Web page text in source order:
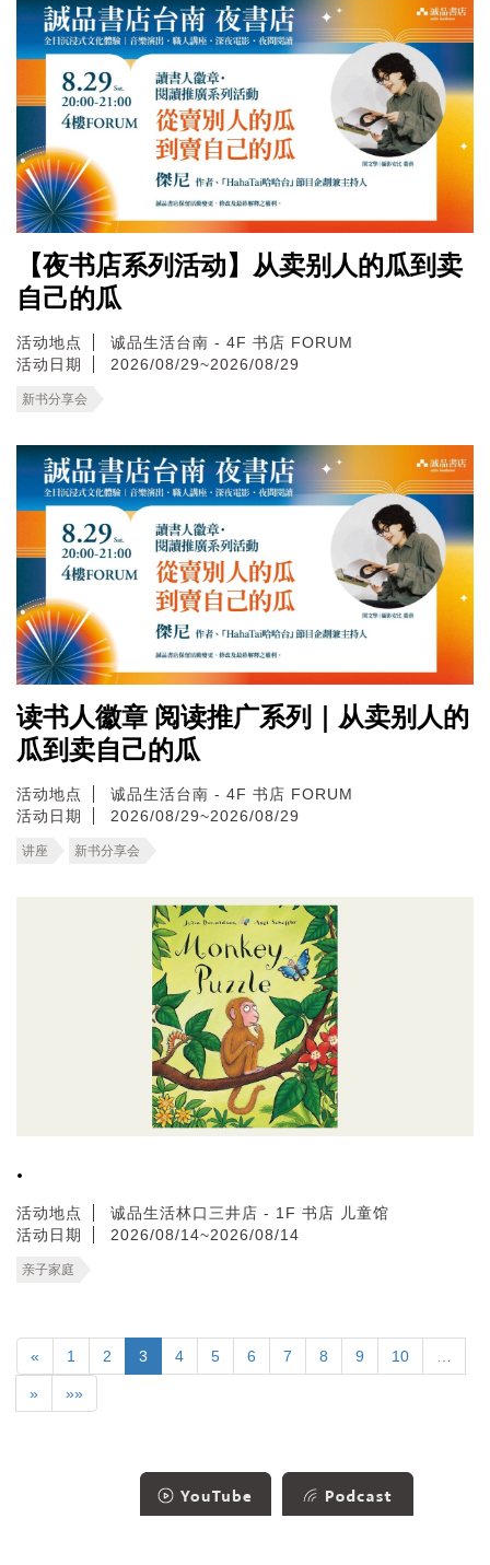
【夜书店系列活动】从卖别人的瓜到卖
自己的瓜
活动地点
诚品生活台南 - 4F 书店 FORUM
活动日期
2026/08/29~2026/08/29
新书分享会
读书人徽章 阅读推广系列｜从卖别人的
瓜到卖自己的瓜
活动地点
诚品生活台南 - 4F 书店 FORUM
活动日期
2026/08/29~2026/08/29
讲座 新书分享会
.
活动地点
诚品生活林口三井店 - 1F 书店 儿童馆
活动日期
2026/08/14~2026/08/14
亲子家庭
« 1 2 3 4 5 6 7 8 9 10
» »»